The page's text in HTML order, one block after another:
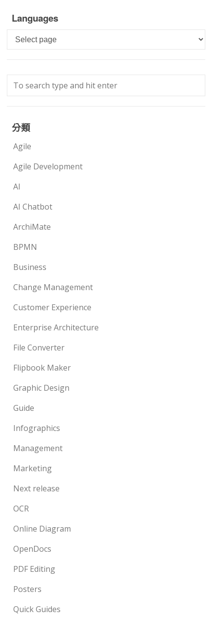
Languages
Languages
分類
Agile
Agile Development
AI
AI Chatbot
ArchiMate
BPMN
Business
Change Management
Customer Experience
Enterprise Architecture
File Converter
Flipbook Maker
Graphic Design
Guide
Infographics
Management
Marketing
Next release
OCR
Online Diagram
OpenDocs
PDF Editing
Posters
Quick Guides